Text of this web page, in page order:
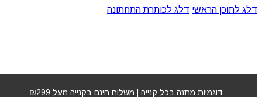
דלג לתוכן הראשי דלג לכותרת התחתונה
דוגמיות מתנה בכל קנייה | משלוח חינם בקנייה מעל ₪299
אקטיבייטינג אינדולה – INDOLA